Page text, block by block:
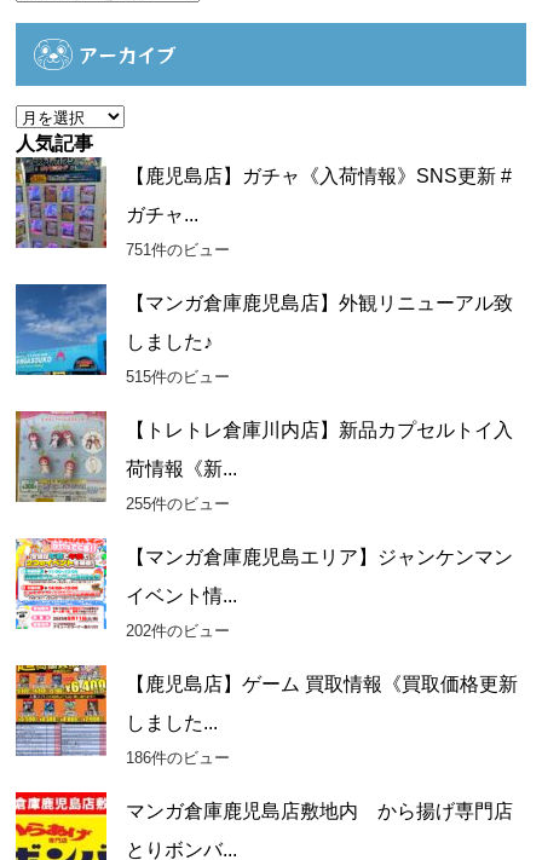
アーカイブ
ア
ー
カ
イ
ブ
人気記事
【鹿児島店】ガチャ《入荷情報》SNS更新 #
ガチャ...
751件のビュー
【マンガ倉庫鹿児島店】外観リニューアル致
しました♪
515件のビュー
【トレトレ倉庫川内店】新品カプセルトイ入
荷情報《新...
255件のビュー
【マンガ倉庫鹿児島エリア】ジャンケンマン
イベント情...
202件のビュー
【鹿児島店】ゲーム 買取情報《買取価格更新
しました...
186件のビュー
マンガ倉庫鹿児島店敷地内 から揚げ専門店
とりボンバ...